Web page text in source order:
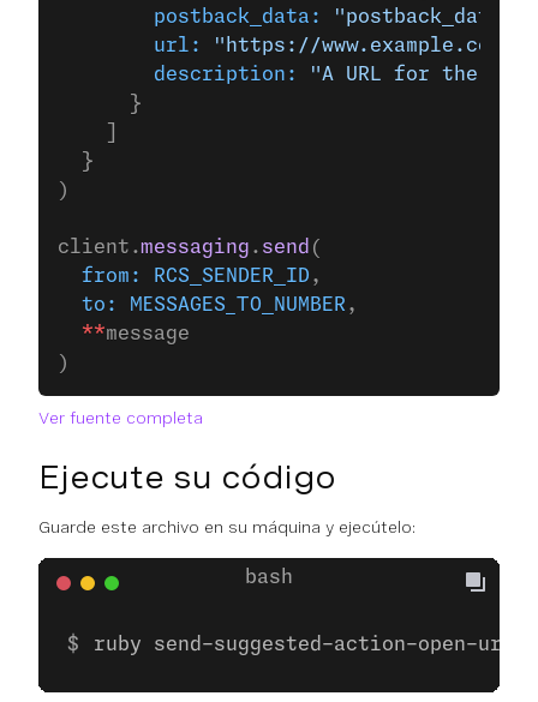
        postback_data:
        url:
"https://www.example.com/"
        description:
"A URL for the
      }
  }
)
client.messaging . send (
  from:
RCS_SENDER_ID ,
  to:
MESSAGES_TO_NUMBER ,
  **
message
)
Ver fuente completa
Ejecute su código
Guarde este archivo en su máquina y ejecútelo:
ruby send-suggested-action-open-